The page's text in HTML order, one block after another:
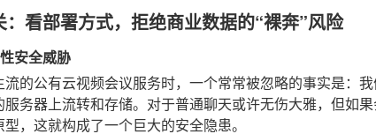
看部署方式，拒绝商业数据的“裸奔”风险
安全威胁
流的公有云视频会议服务时，一个常常被忽略的事实是：
务器上流转和存储。对于普通聊天或许无伤大雅，但如
，这就构成了一个巨大的安全隐患。